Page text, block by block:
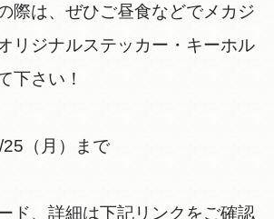
際は、ぜひご昼食などでメカジ
リジナルステッカー・キーホル
下さい！
（月）まで
ド、詳細は下記リンクをご確認